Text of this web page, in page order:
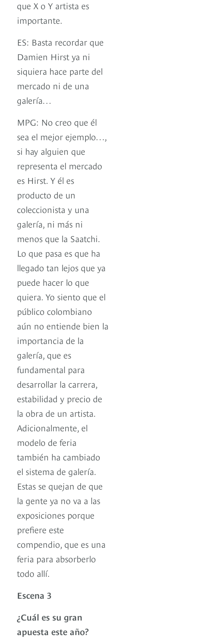
que X o Y artista es
importante.
ES: Basta recordar que
Damien Hirst ya ni
siquiera hace parte del
mercado ni de una
galería…
MPG: No creo que él
sea el mejor ejemplo…,
si hay alguien que
representa el mercado
es Hirst. Y él es
producto de un
coleccionista y una
galería, ni más ni
menos que la Saatchi.
Lo que pasa es que ha
llegado tan lejos que ya
puede hacer lo que
quiera. Yo siento que el
público colombiano
aún no entiende bien la
importancia de la
galería, que es
fundamental para
desarrollar la carrera,
estabilidad y precio de
la obra de un artista.
Adicionalmente, el
modelo de feria
también ha cambiado
el sistema de galería.
Estas se quejan de que
la gente ya no va a las
exposiciones porque
prefiere este
compendio, que es una
feria para absorberlo
todo allí.
Escena 3
¿Cuál es su gran
apuesta este año?